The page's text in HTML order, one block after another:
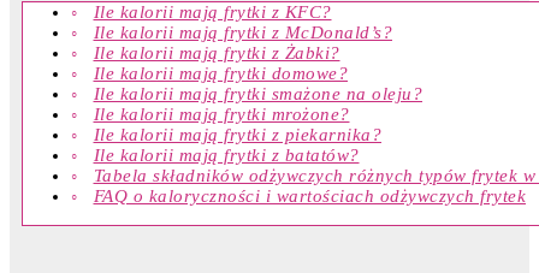
Ile kalorii mają frytki z KFC?
Ile kalorii mają frytki z McDonald’s?
Ile kalorii mają frytki z Żabki?
Ile kalorii mają frytki domowe?
Ile kalorii mają frytki smażone na oleju?
Ile kalorii mają frytki mrożone?
Ile kalorii mają frytki z piekarnika?
Ile kalorii mają frytki z batatów?
Tabela składników odżywczych różnych typów frytek
FAQ o kaloryczności i wartościach odżywczych frytek